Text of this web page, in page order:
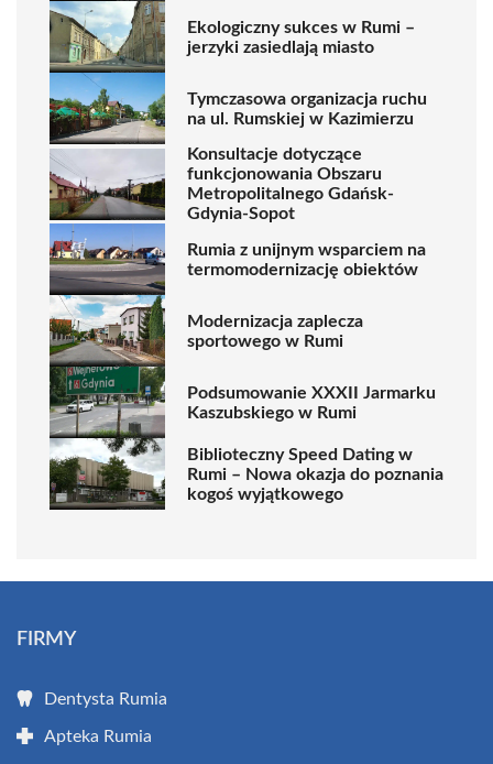
Ekologiczny sukces w Rumi –
jerzyki zasiedlają miasto
Tymczasowa organizacja ruchu
na ul. Rumskiej w Kazimierzu
Konsultacje dotyczące
funkcjonowania Obszaru
Metropolitalnego Gdańsk-
Gdynia-Sopot
Rumia z unijnym wsparciem na
termomodernizację obiektów
Modernizacja zaplecza
sportowego w Rumi
Podsumowanie XXXII Jarmarku
Kaszubskiego w Rumi
Biblioteczny Speed Dating w
Rumi – Nowa okazja do poznania
kogoś wyjątkowego
FIRMY
Dentysta Rumia
Apteka Rumia